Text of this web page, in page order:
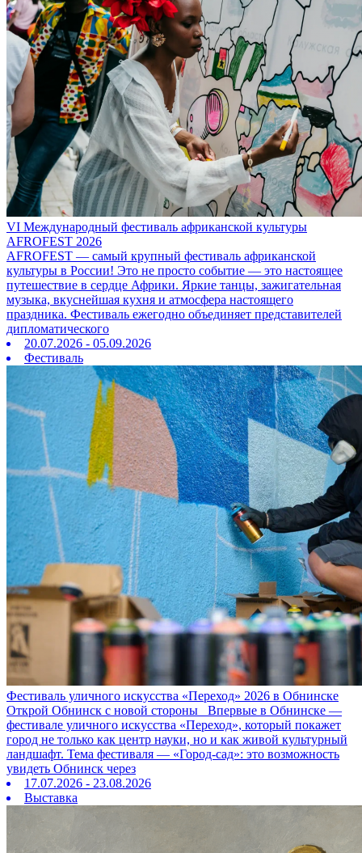
VI Международный фестиваль африканской культуры
AFROFEST 2026
AFROFEST — самый крупный фестиваль африканской
культуры в России! Это не просто событие — это настоящее
путешествие в сердце Африки. Яркие танцы, зажигательная
музыка, вкуснейшая кухня и атмосфера настоящего
праздника. Фестиваль ежегодно объединяет представителей
дипломатического
20.07.2026 - 05.09.2026
Фестиваль
Фестиваль уличного искусства «Переход» 2026 в Обнинске
Открой Обнинск с новой стороны Впервые в Обнинске —
фестивале уличного искусства «Переход», который покажет
город не только как центр науки, но и как живой культурный
ландшафт. Тема фестиваля — «Город‑сад»: это возможность
увидеть Обнинск через
17.07.2026 - 23.08.2026
Выставка